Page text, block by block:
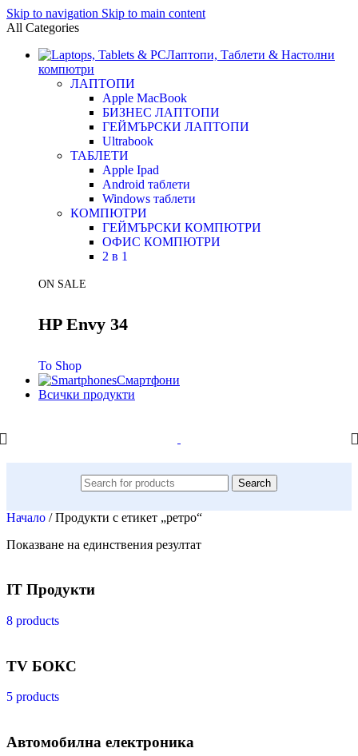
Skip to navigation Skip to main content
All Categories
Лаптопи, Таблети & Настолни
компютри
ЛАПТОПИ
Apple MacBook
БИЗНЕС ЛАПТОПИ
ГЕЙМЪРСКИ ЛАПТОПИ
Ultrabook
ТАБЛЕТИ
Apple Ipad
Android таблети
Windows таблети
КОМПЮТРИ
ГЕЙМЪРСКИ КОМПЮТРИ
ОФИС КОМПЮТРИ
2 в 1
ON SALE
HP Envy 34
To Shop
Смартфони
Всички продукти
Search
Начало / Продукти с етикет „ретро“
Показване на единствения резултат
IT Продукти
8 products
TV БОКС
5 products
Автомобилна електроника